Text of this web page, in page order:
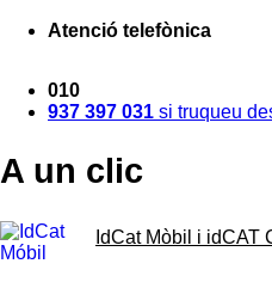
Atenció telefònica
010
937 397 031 si truqueu
A un clic
IdCat Mòbil i idCAT